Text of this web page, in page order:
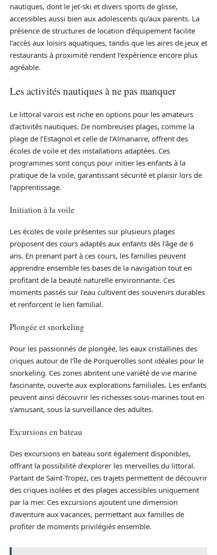
nautiques, dont le jet-ski et divers sports de glisse,
accessibles aussi bien aux adolescents qu’aux parents. La
présence de structures de location d’équipement facilite
l’accès aux loisirs aquatiques, tandis que les aires de jeux et
restaurants à proximité rendent l’expérience encore plus
agréable.
Les activités nautiques à ne pas manquer
Le littoral varois est riche en options pour les amateurs
d’activités nautiques. De nombreuses plages, comme la
plage de l’Estagnol et celle de l’Almanarre, offrent des
écoles de voile et des installations adaptées. Ces
programmes sont conçus pour initier les enfants à la
pratique de la voile, garantissant sécurité et plaisir lors de
l’apprentissage.
Initiation à la voile
Les écoles de voile présentes sur plusieurs plages
proposent des cours adaptés aux enfants dès l’âge de 6
ans. En prenant part à ces cours, les familles peuvent
apprendre ensemble les bases de la navigation tout en
profitant de la beauté naturelle environnante. Ces
moments passés sur l’eau cultivent des souvenirs durables
et renforcent le lien familial.
Plongée et snorkeling
Pour les passionnés de plongée, les eaux cristallines des
criques autour de l’île de Porquerolles sont idéales pour le
snorkeling. Ces zones abritent une variété de vie marine
fascinante, ouverte aux explorations familiales. Les enfants
peuvent ainsi découvrir les richesses sous-marines tout en
s’amusant, sous la surveillance des adultes.
Excursions en bateau
Des excursions en bateau sont également disponibles,
offrant la possibilité d’explorer les merveilles du littoral.
Partant de Saint-Tropez, ces trajets permettent de découvrir
des criques isolées et des plages accessibles uniquement
par la mer. Ces excursions ajoutent une dimension
d’aventure aux vacances, permettant aux familles de
profiter de moments privilégiés ensemble.